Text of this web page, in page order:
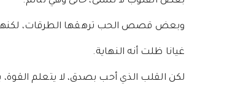
وبعض قصص الحب ترهقها الطرقات، لكنها
غيانا ظلت أنه النهاية.
لكن القلب الذي أحب بصدق، لا يتعلم